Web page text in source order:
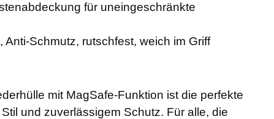
für uneingeschränkte
Anti-Schmutz, rutschfest, weich im Griff
mit MagSafe-Funktion ist die perfekte
und zuverlässigem Schutz. Für alle, die